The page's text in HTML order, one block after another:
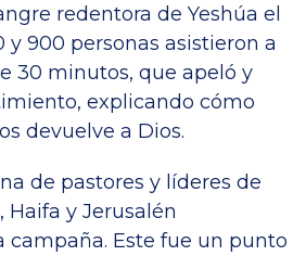
redentora de Yeshúa el
y 900 personas asistieron a
30 minutos, que apeló y
explicando cómo
devuelve a Dios.
de pastores y líderes de
Haifa y Jerusalén
campaña. Este fue un punto